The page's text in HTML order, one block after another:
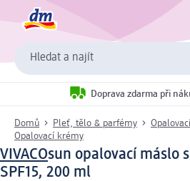
Hledat a najít
Doprava zdarma při
Domů Pleť, tělo & parfémy
Opalovací krémy
VIVACOsun opalovací máslo
SPF15, 200 ml